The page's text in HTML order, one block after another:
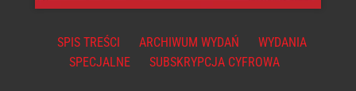
SPIS TREŚCI ARCHIWUM WYDAŃ
WYDANIA
SPECJALNE
SUBSKRYPCJA CYFROWA